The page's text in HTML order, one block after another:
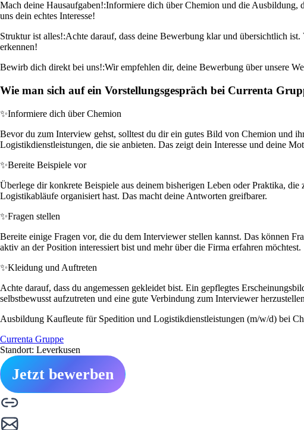
Mach deine Hausaufgaben!:Informiere dich über Chemion und die Ausbildung,
uns dein echtes Interesse!
Struktur ist alles!:Achte darauf, dass deine Bewerbung klar und übersichtlich
erkennen!
Bewirb dich direkt bei uns!:Wir empfehlen dir, deine Bewerbung über unsere
Wie man sich auf ein Vorstellungsgespräch bei Currenta
✨Informiere dich über Chemion
Bevor du zum Interview gehst, solltest du dir ein gutes Bild von Chemion und
Logistikdienstleistungen, die sie anbieten. Das zeigt dein Interesse und deine
✨Bereite Beispiele vor
Überlege dir konkrete Beispiele aus deinem bisherigen Leben oder Praktika,
Logistikabläufe organisiert hast. Das macht deine Antworten greifbarer.
✨Fragen stellen
Bereite einige Fragen vor, die du dem Interviewer stellen kannst. Das können
aktiv an der Position interessiert bist und mehr über die Firma erfahren möchtest.
✨Kleidung und Auftreten
Achte darauf, dass du angemessen gekleidet bist. Ein gepflegtes
selbstbewusst aufzutreten und eine gute Verbindung zum Interviewer
Ausbildung Kaufleute für Spedition und Logistikdienstleistungen (m/w/d) bei
Currenta Gruppe
Standort: Leverkusen
Jetzt bewerben